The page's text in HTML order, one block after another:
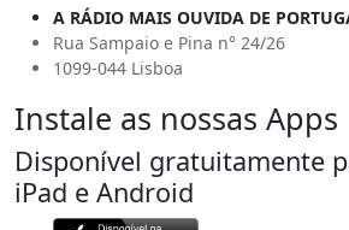
A RÁDIO MAIS OUVIDA DE
Rua Sampaio e Pina n° 24/26
1099-044 Lisboa
Instale as nossas Apps
Disponível gratuitamente
iPad e Android